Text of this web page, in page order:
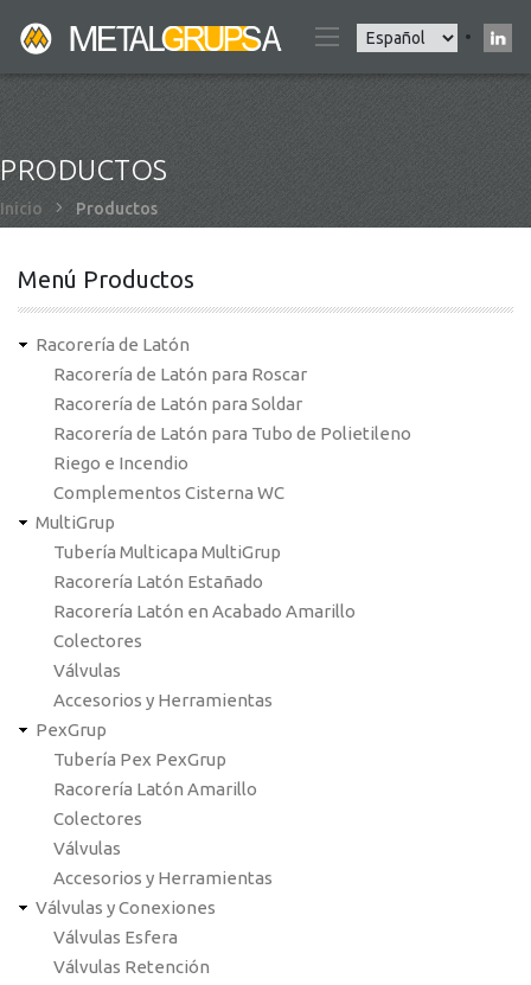
Select
your
language
PRODUCTOS
Sobrescribir
de
ayuda
navegación
Inicio Productos
Menú Productos
Racorería de Latón
Racorería de Latón para Roscar
Racorería de Latón para Soldar
Racorería de Latón para Tubo de Polietileno
Riego e Incendio
Complementos Cisterna WC
MultiGrup
Tubería Multicapa MultiGrup
Racorería Latón Estañado
Racorería Latón en Acabado Amarillo
Colectores
Válvulas
Accesorios y Herramientas
PexGrup
Tubería Pex PexGrup
Racorería Latón Amarillo
Colectores
Válvulas
Accesorios y Herramientas
Válvulas y Conexiones
Válvulas Esfera
Válvulas Retención